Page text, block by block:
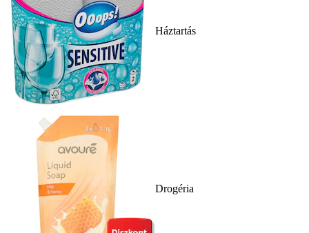
Háztartás
Drogéria